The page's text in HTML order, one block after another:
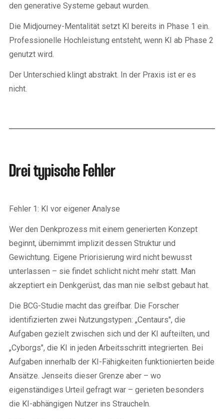
den generative Systeme gebaut wurden.
Die Midjourney-Mentalität setzt KI bereits in Phase 1 ein.
Professionelle Hochleistung entsteht, wenn KI ab Phase 2
genutzt wird.
Der Unterschied klingt abstrakt. In der Praxis ist er es
nicht.
Drei typische Fehler
Fehler 1: KI vor eigener Analyse
Wer den Denkprozess mit einem generierten Konzept
beginnt, übernimmt implizit dessen Struktur und
Gewichtung. Eigene Priorisierung wird nicht bewusst
unterlassen – sie findet schlicht nicht mehr statt. Man
akzeptiert ein Denkgerüst, das man nie selbst gebaut hat.
Die BCG-Studie macht das greifbar. Die Forscher
identifizierten zwei Nutzungstypen: „Centaurs", die
Aufgaben gezielt zwischen sich und der KI aufteilten, und
„Cyborgs", die KI in jeden Arbeitsschritt integrierten. Bei
Aufgaben innerhalb der KI-Fähigkeiten funktionierten beide
Ansätze. Jenseits dieser Grenze aber – wo
eigenständiges Urteil gefragt war – gerieten besonders
die KI-abhängigen Nutzer ins Straucheln.